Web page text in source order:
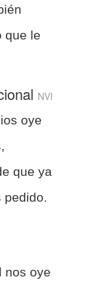
que le
NVI
oye
que ya
pedido.
nos oye